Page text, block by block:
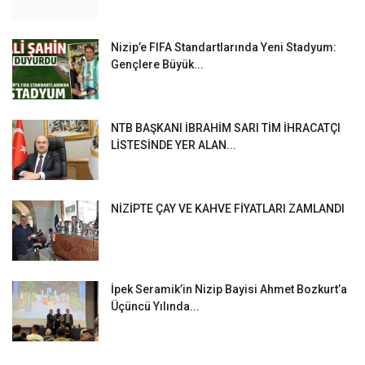
Nizip’e FIFA Standartlarında Yeni Stadyum:
Gençlere Büyük...
NTB BAŞKANI İBRAHİM SARI TİM İHRACATÇI
LİSTESİNDE YER ALAN...
NİZİPTE ÇAY VE KAHVE FİYATLARI ZAMLANDI
İpek Seramik’in Nizip Bayisi Ahmet Bozkurt’a
Üçüncü Yılında...